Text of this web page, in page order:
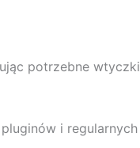
potrzebne wtyczki
i regularnych